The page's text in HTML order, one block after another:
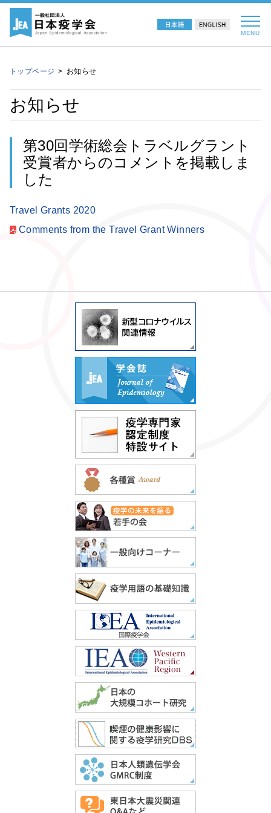
MENU
トップページ お知らせ
お知らせ
第30回学術総会トラベルグラント
受賞者からのコメントを掲載しま
した
Travel Grants 2020
Comments from the Travel Grant Winners